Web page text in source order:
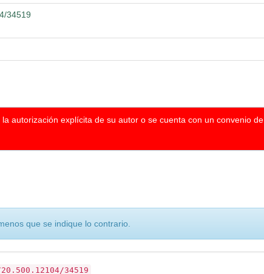
34519
autorización explícita de su autor o se cuenta con un convenio de
que se indique lo contrario.
34519